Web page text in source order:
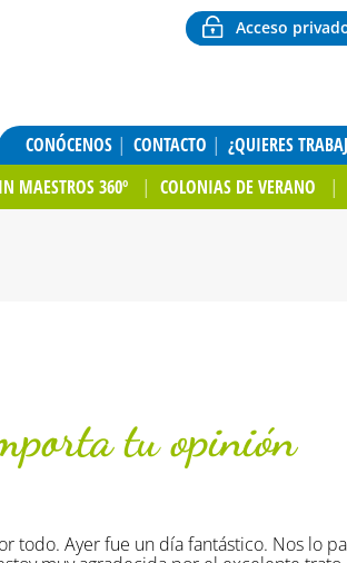
Acceso
CONÓCENOS CONTACTO ¿QUIERES
MAESTROS 360º COLONIAS DE VERANO
tu opinión
Nos lo pasamos super bien